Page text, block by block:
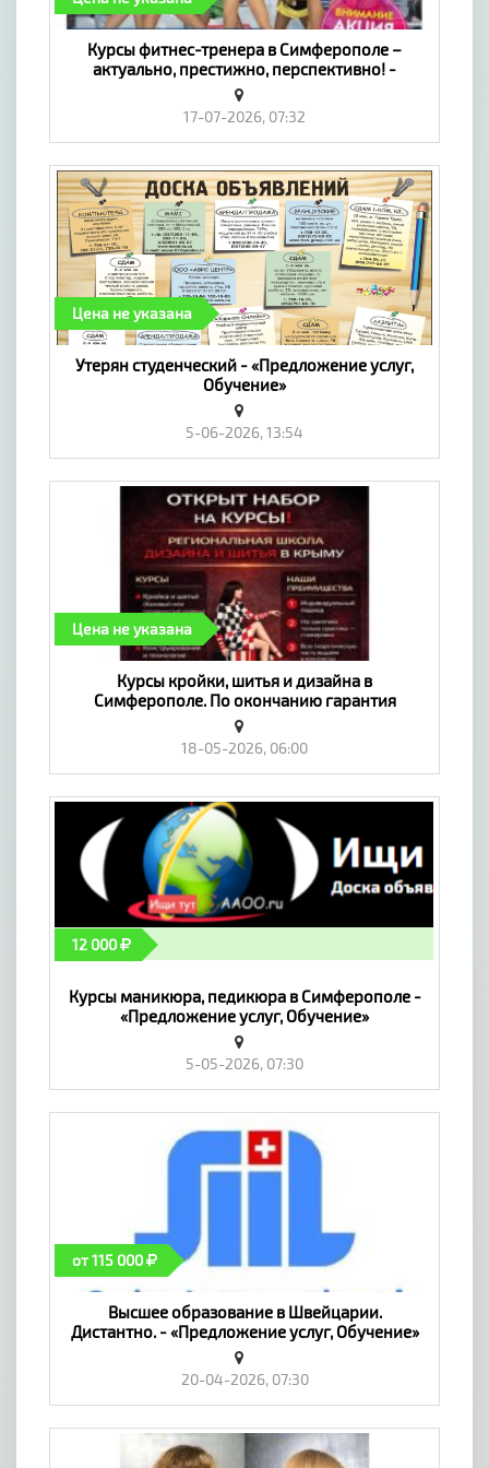
​Курсы фитнес-тренера в Симферополе –
актуально, престижно, перспективно! -
«Предложение услуг, Обучение»
17-07-2026, 07:32
Цена не указана
Утерян студенческий - «Предложение услуг,
Обучение»
5-06-2026, 13:54
Цена не указана
Курсы кройки, шитья и дизайна в
Симферополе. По окончанию гарантия
трудоустройства! - «Предложение услуг,
Обучение»
18-05-2026, 06:00
12 000
Курсы маникюра, педикюра в Симферополе -
«Предложение услуг, Обучение»
5-05-2026, 07:30
от 115 000
Высшее образование в Швейцарии.
Дистантно. - «Предложение услуг, Обучение»
20-04-2026, 07:30